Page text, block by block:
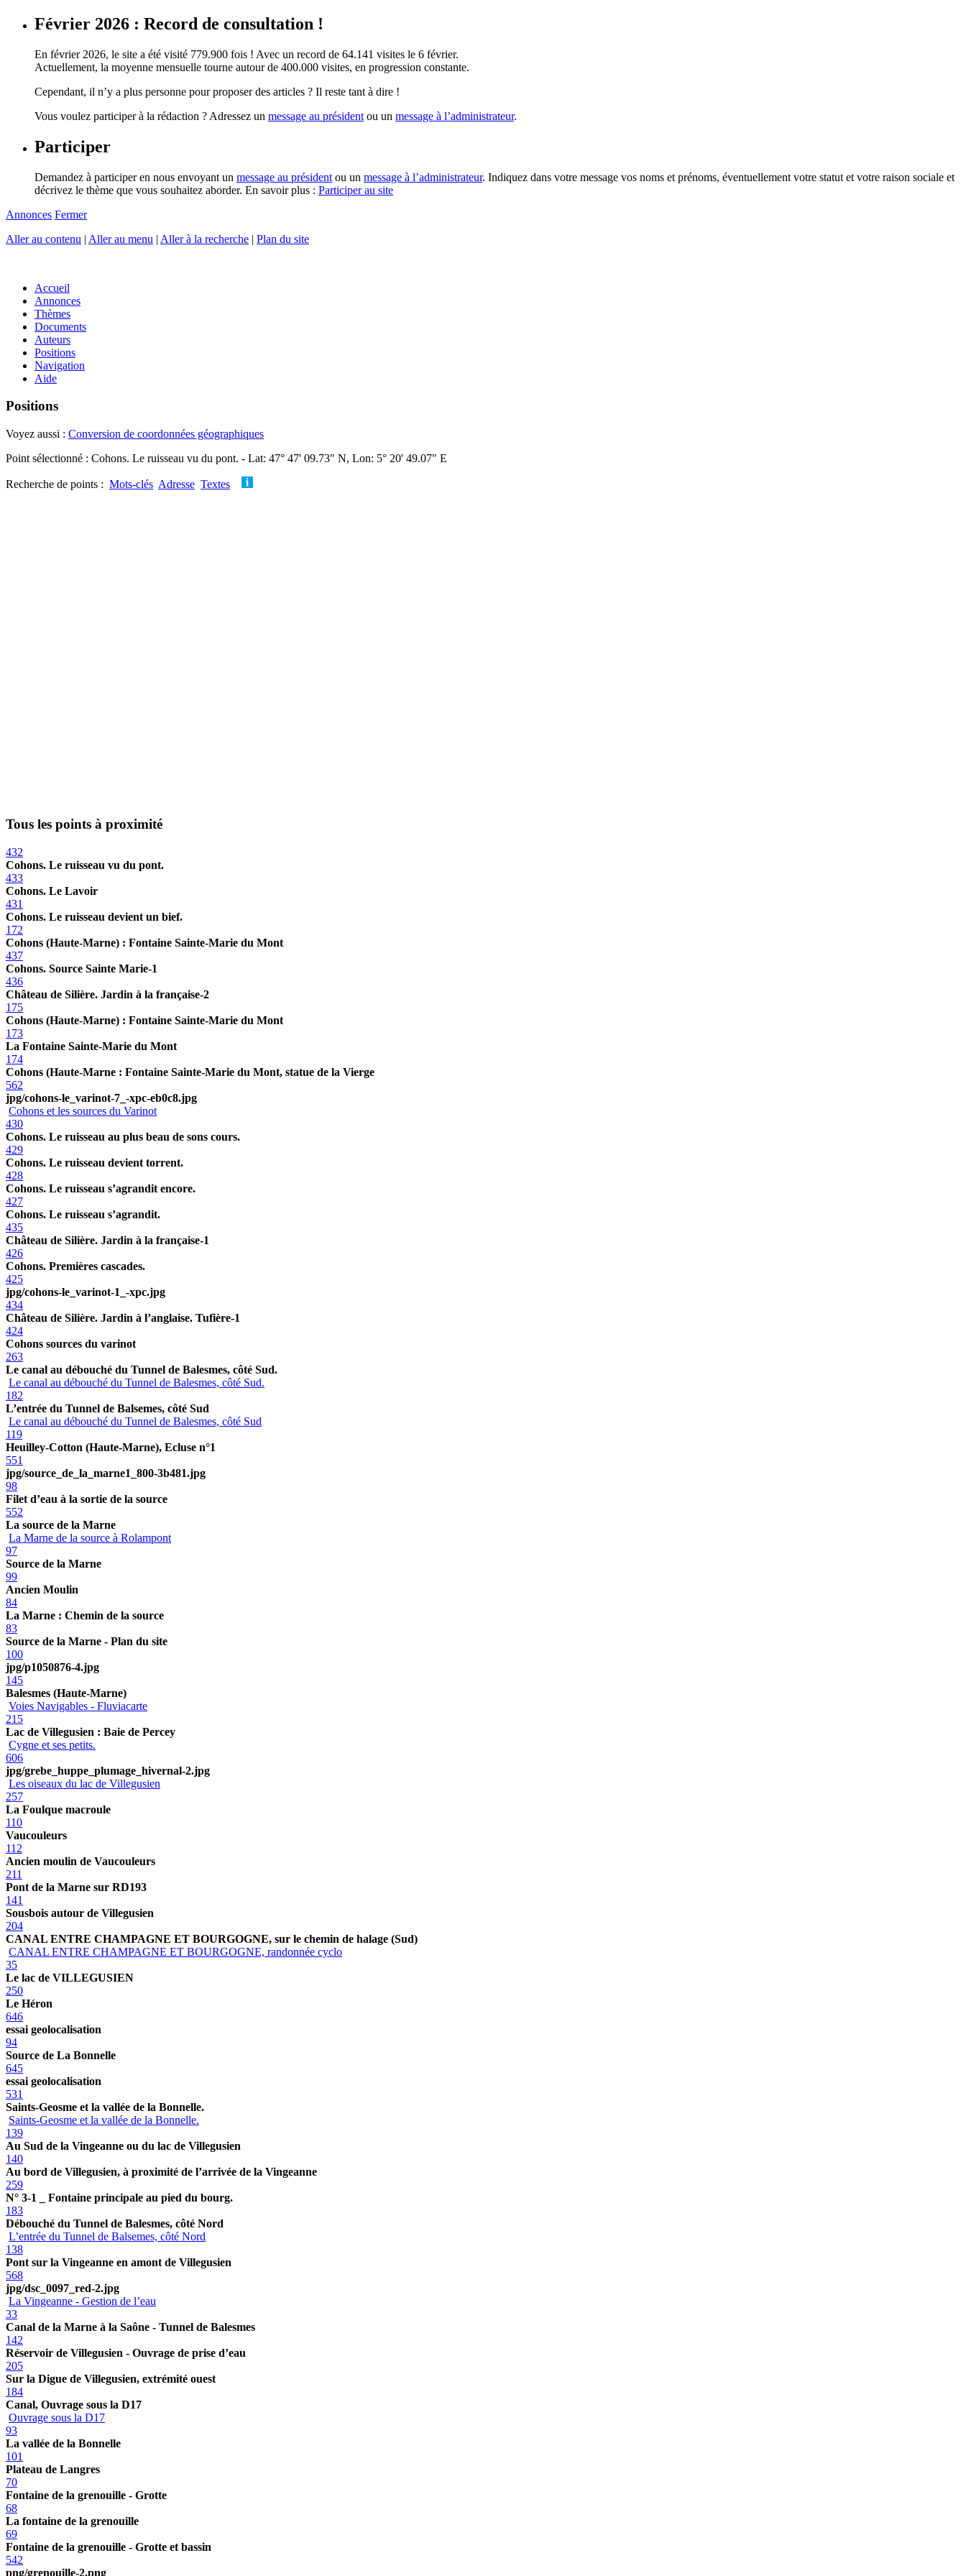
Février 2026 : Record de consultation !
En février 2026, le site a été visité 779.900 fois ! Avec un record de 64.141 visites le 6 février.
Actuellement, la moyenne mensuelle tourne autour de 400.000 visites, en progression constante.
Cependant, il n’y a plus personne pour proposer des articles ? Il reste tant à dire !
Vous voulez participer à la rédaction ? Adressez un message au président ou un message à l’administrateur.
Participer
Demandez à participer en nous envoyant un message au président ou un message à l’administrateur. Indiquez dans votre message vos noms et prénoms, éventuellement votre statut et votre raison sociale et
décrivez le thème que vous souhaitez aborder. En savoir plus : Participer au site
Annonces Fermer
Aller au contenu | Aller au menu | Aller à la recherche | Plan du site
Accueil
Annonces
Thèmes
Documents
Auteurs
Positions
Navigation
Aide
Positions
Voyez aussi : Conversion de coordonnées géographiques
Point sélectionné : Cohons. Le ruisseau vu du pont. - Lat: 47° 47' 09.73" N, Lon: 5° 20' 49.07" E
Recherche de points : Mots-clés Adresse Textes
Tous les points à proximité
432
Cohons. Le ruisseau vu du pont.
433
Cohons. Le Lavoir
431
Cohons. Le ruisseau devient un bief.
172
Cohons (Haute-Marne) : Fontaine Sainte-Marie du Mont
437
Cohons. Source Sainte Marie-1
436
Château de Silière. Jardin à la française-2
175
Cohons (Haute-Marne) : Fontaine Sainte-Marie du Mont
173
La Fontaine Sainte-Marie du Mont
174
Cohons (Haute-Marne : Fontaine Sainte-Marie du Mont, statue de la Vierge
562
jpg/cohons-le_varinot-7_-xpc-eb0c8.jpg
Cohons et les sources du Varinot
430
Cohons. Le ruisseau au plus beau de sons cours.
429
Cohons. Le ruisseau devient torrent.
428
Cohons. Le ruisseau s’agrandit encore.
427
Cohons. Le ruisseau s’agrandit.
435
Château de Silière. Jardin à la française-1
426
Cohons. Premières cascades.
425
jpg/cohons-le_varinot-1_-xpc.jpg
434
Château de Silière. Jardin à l’anglaise. Tufière-1
424
Cohons sources du varinot
263
Le canal au débouché du Tunnel de Balesmes, côté Sud.
Le canal au débouché du Tunnel de Balesmes, côté Sud.
182
L’entrée du Tunnel de Balsemes, côté Sud
Le canal au débouché du Tunnel de Balesmes, côté Sud
119
Heuilley-Cotton (Haute-Marne), Ecluse n°1
551
jpg/source_de_la_marne1_800-3b481.jpg
98
Filet d’eau à la sortie de la source
552
La source de la Marne
La Marne de la source à Rolampont
97
Source de la Marne
99
Ancien Moulin
84
La Marne : Chemin de la source
83
Source de la Marne - Plan du site
100
jpg/p1050876-4.jpg
145
Balesmes (Haute-Marne)
Voies Navigables - Fluviacarte
215
Lac de Villegusien : Baie de Percey
Cygne et ses petits.
606
jpg/grebe_huppe_plumage_hivernal-2.jpg
Les oiseaux du lac de Villegusien
257
La Foulque macroule
110
Vaucouleurs
112
Ancien moulin de Vaucouleurs
211
Pont de la Marne sur RD193
141
Sousbois autour de Villegusien
204
CANAL ENTRE CHAMPAGNE ET BOURGOGNE, sur le chemin de halage (Sud)
CANAL ENTRE CHAMPAGNE ET BOURGOGNE, randonnée cyclo
35
Le lac de VILLEGUSIEN
250
Le Héron
646
essai geolocalisation
94
Source de La Bonnelle
645
essai geolocalisation
531
Saints-Geosme et la vallée de la Bonnelle.
Saints-Geosme et la vallée de la Bonnelle.
139
Au Sud de la Vingeanne ou du lac de Villegusien
140
Au bord de Villegusien, à proximité de l’arrivée de la Vingeanne
259
N° 3-1 _ Fontaine principale au pied du bourg.
183
Débouché du Tunnel de Balesmes, côté Nord
L’entrée du Tunnel de Balsemes, côté Nord
138
Pont sur la Vingeanne en amont de Villegusien
568
jpg/dsc_0097_red-2.jpg
La Vingeanne - Gestion de l’eau
33
Canal de la Marne à la Saône - Tunnel de Balesmes
142
Réservoir de Villegusien - Ouvrage de prise d’eau
205
Sur la Digue de Villegusien, extrémité ouest
184
Canal, Ouvrage sous la D17
Ouvrage sous la D17
93
La vallée de la Bonnelle
101
Plateau de Langres
70
Fontaine de la grenouille - Grotte
68
La fontaine de la grenouille
69
Fontaine de la grenouille - Grotte et bassin
542
png/grenouille-2.png